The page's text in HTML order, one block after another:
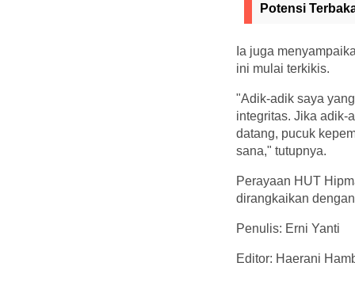
Potensi
Ia juga
ini mulai terkikis.
"Adik-adik saya
integritas. Jika adik-
datang, pucuk
sana," tutupnya.
Perayaan HUT
dirangkaikan
Penulis: Erni Yanti
Editor: Haerani